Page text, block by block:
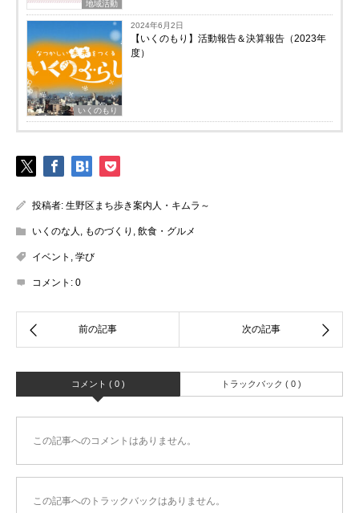
地域活動
いくのもり
2024年6月2日
【いくのもり】活動報告＆決算報告（2023年
度）
投稿者: 生野区まち歩き案内人・キムラ～
いくのな人 , ものづくり , 飲食・グルメ
イベント , 学び
コメント: 0
コメント ( 0 ) トラックバック ( 0 )
この記事へのコメントはありません。
この記事へのトラックバックはありません。